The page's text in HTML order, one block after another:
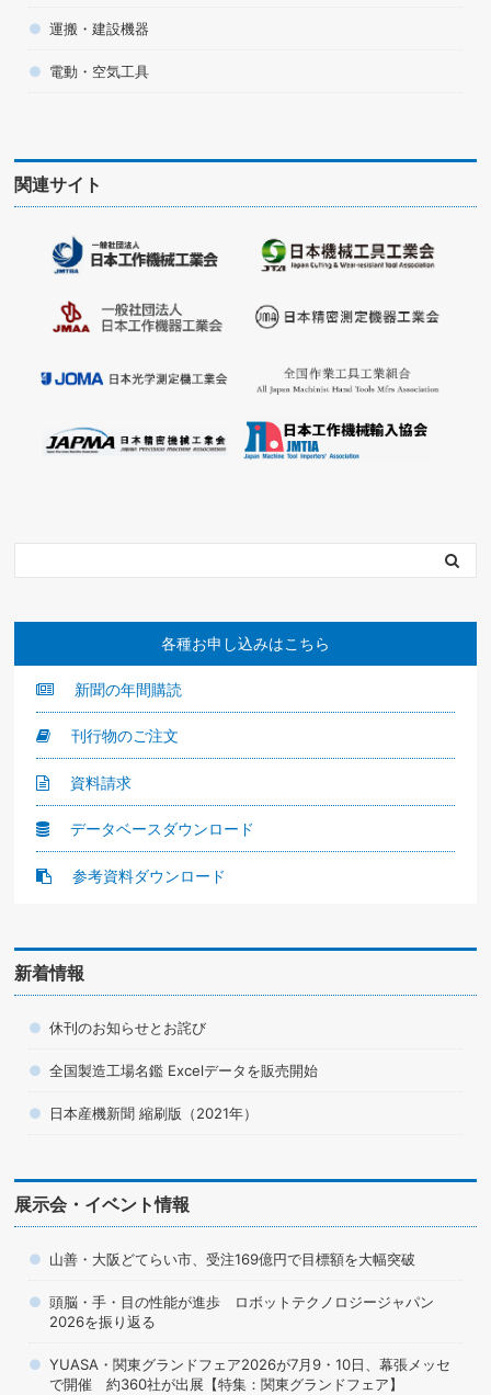
運搬・建設機器
電動・空気工具
関連サイト
各種お申し込みはこちら
新聞の年間購読
刊行物のご注文
資料請求
データベースダウンロード
参考資料ダウンロード
新着情報
休刊のお知らせとお詫び
全国製造工場名鑑 Excelデータを販売開始
日本産機新聞 縮刷版（2021年）
展示会・イベント情報
山善・大阪どてらい市、受注169億円で目標額を大幅突破
頭脳・手・目の性能が進歩 ロボットテクノロジージャパン
2026を振り返る
YUASA・関東グランドフェア2026が7月9・10日、幕張メッセ
で開催 約360社が出展【特集：関東グランドフェア】